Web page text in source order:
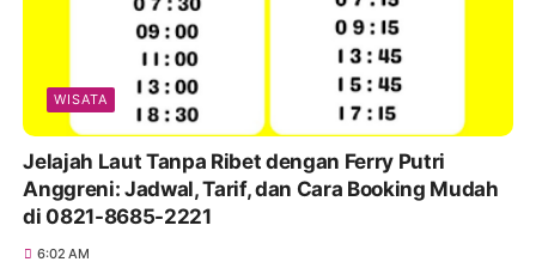
WISATA
Jelajah Laut Tanpa Ribet dengan Ferry Putri
Anggreni: Jadwal, Tarif, dan Cara Booking Mudah
di 0821-8685-2221
6:02 AM